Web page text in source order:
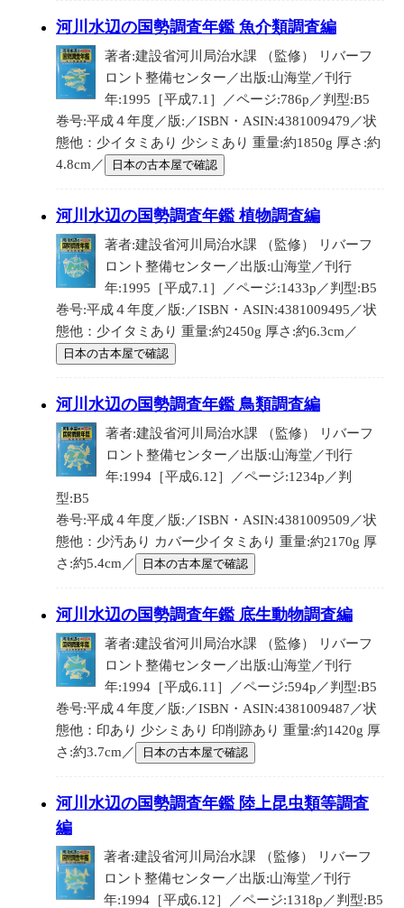
河川水辺の国勢調査年鑑 魚介類調査編
著者:建設省河川局治水課 （監修） リバーフ
ロント整備センター／出版:山海堂／刊行
年:1995［平成7.1］／ページ:786p／判型:B5
巻号:平成４年度／版:／ISBN・ASIN:4381009479／状
態他：少イタミあり 少シミあり 重量:約1850g 厚さ:約
4.8cm／
日本の古本屋で確認
河川水辺の国勢調査年鑑 植物調査編
著者:建設省河川局治水課 （監修） リバーフ
ロント整備センター／出版:山海堂／刊行
年:1995［平成7.1］／ページ:1433p／判型:B5
巻号:平成４年度／版:／ISBN・ASIN:4381009495／状
態他：少イタミあり 重量:約2450g 厚さ:約6.3cm／
日本の古本屋で確認
河川水辺の国勢調査年鑑 鳥類調査編
著者:建設省河川局治水課 （監修） リバーフ
ロント整備センター／出版:山海堂／刊行
年:1994［平成6.12］／ページ:1234p／判
型:B5
巻号:平成４年度／版:／ISBN・ASIN:4381009509／状
態他：少汚あり カバー少イタミあり 重量:約2170g 厚
さ:約5.4cm／
日本の古本屋で確認
河川水辺の国勢調査年鑑 底生動物調査編
著者:建設省河川局治水課 （監修） リバーフ
ロント整備センター／出版:山海堂／刊行
年:1994［平成6.11］／ページ:594p／判型:B5
巻号:平成４年度／版:／ISBN・ASIN:4381009487／状
態他：印あり 少シミあり 印削跡あり 重量:約1420g 厚
さ:約3.7cm／
日本の古本屋で確認
河川水辺の国勢調査年鑑 陸上昆虫類等調査
編
著者:建設省河川局治水課 （監修） リバーフ
ロント整備センター／出版:山海堂／刊行
年:1994［平成6.12］／ページ:1318p／判型:B5